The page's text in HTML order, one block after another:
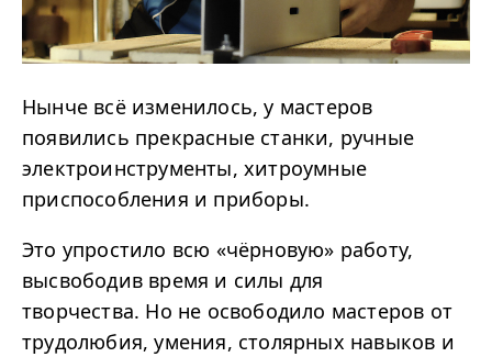
Нынче всё изменилось, у мастеров
появились прекрасные станки, ручные
электроинструменты, хитроумные
приспособления и приборы.
Это упростило всю «чёрновую» работу,
высвободив время и силы для
творчества. Но не освободило мастеров от
трудолюбия, умения, столярных навыков и